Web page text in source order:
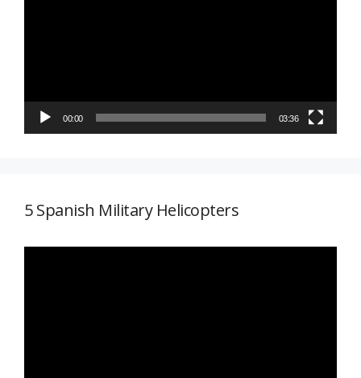
00:00 03:36
5 Spanish Military Helicopters